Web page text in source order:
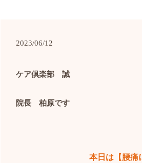
2023/06/12
ケア倶楽部 誠
院長 柏原です
本日は【腰痛